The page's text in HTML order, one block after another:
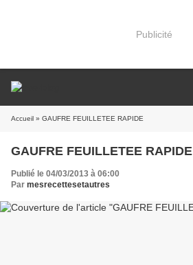
Publicité
Accueil » GAUFRE FEUILLETEE RAPIDE
GAUFRE FEUILLETEE RAPIDE
Publié le 04/03/2013 à 06:00
Par mesrecettesetautres